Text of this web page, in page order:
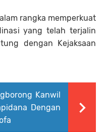
rangka memperkuat
yang telah terjalin
dengan Kejaksaan
Kanwil
Dengan